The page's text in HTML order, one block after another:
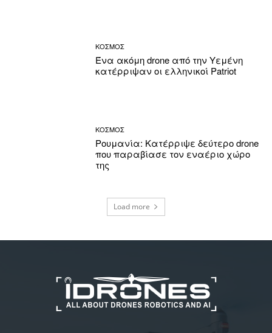
ΚΟΣΜΟΣ
Ένα ακόμη drone από την Υεμένη
κατέρριψαν οι ελληνικοί Patriot
ΚΟΣΜΟΣ
Ρουμανία: Κατέρριψε δεύτερο drone
που παραβίασε τον εναέριο χώρο
της
Load more